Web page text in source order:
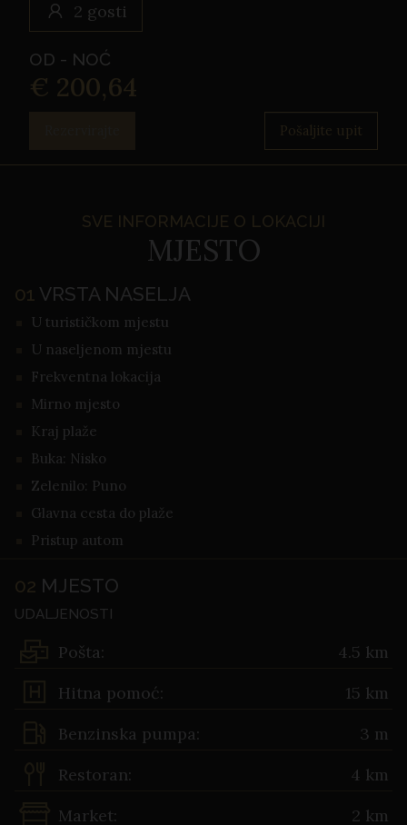
2 gosti
OD - NOĆ
€ 200,64
Pošaljite upit
SVE INFORMACIJE O LOKACIJI
MJESTO
01 VRSTA NASELJA
U turističkom mjestu
U naseljenom mjestu
Frekventna lokacija
Mirno mjesto
Kraj plaže
Buka: Nisko
Zelenilo: Puno
Glavna cesta do plaže
Pristup autom
02 MJESTO
UDALJENOSTI
Pošta:
4.5 km
Hitna pomoć:
15 km
Benzinska pumpa:
3 m
Restoran:
4 km
Market:
2 km